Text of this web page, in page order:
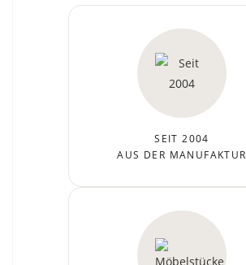
SEIT 2004
AUS DER MANUFAKTUR